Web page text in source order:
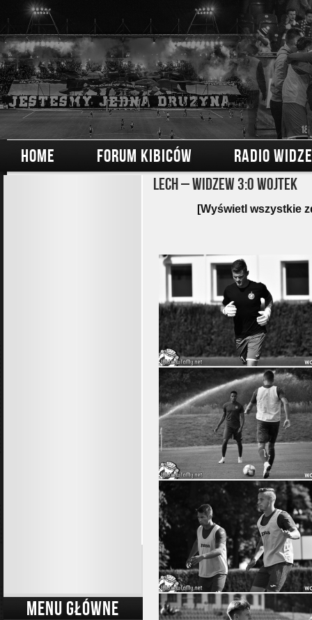
HOME FORUM KIBICÓW RADIO
MENU GŁÓWNE
Lech – Widzew 3:0 Wojtek
[Wyświetl wszystkie